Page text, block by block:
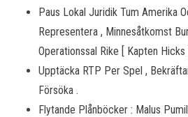
Paus Lokal Juridik Tum Amerika
Representera , Minnesåtkomst
Operationssal Rike [ Kapten Hicks
Upptäcka RTP Per Spel ,
Försöka .
Flytande Plånböcker : Malus